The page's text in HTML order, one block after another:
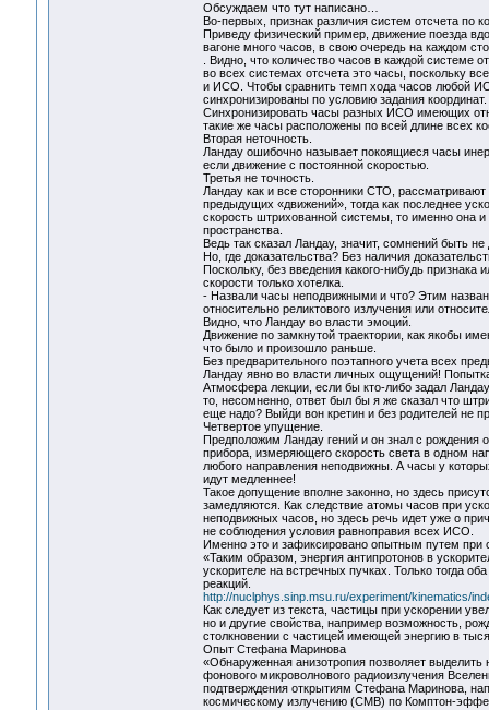
Обсуждаем что тут написано…
Во-первых, признак различия систем отсчета по
Приведу физический пример, движение поезда
вагоне много часов, в свою очередь на каждом
. Видно, что количество часов в каждой системе
во всех системах отсчета это часы, поскольку
и ИСО. Чтобы сравнить темп хода часов любой
синхронизированы по условию задания координат.
Синхронизировать часы разных ИСО имеющих
такие же часы расположены по всей длине всех
Вторая неточность.
Ландау ошибочно называет покоящиеся часы
если движение с постоянной скоростью.
Третья не точность.
Ландау как и все сторонники СТО,
предыдущих «движений», тогда как последнее
скорость штрихованной системы, то именно она
пространства.
Ведь так сказал Ландау, значит, сомнений быть
Но, где доказательства? Без наличия
Поскольку, без введения какого-нибудь
скорости только хотелка.
- Назвали часы неподвижными и что? Этим
относительно реликтового излучения или
Видно, что Ландау во власти эмоций.
Движение по замкнутой траектории, как якобы
что было и произошло раньше.
Без предварительного поэтапного учета всех
Ландау явно во власти личных ощущений!
Атмосфера лекции, если бы кто-либо задал
то, несомненно, ответ был бы я же сказал что
еще надо? Выйди вон кретин и без родителей не
Четвертое упущение.
Предположим Ландау гений и он знал с рождения
прибора, измеряющего скорость света в одном
любого направления неподвижны. А часы у
идут медленнее!
Такое допущение вполне законно, но здесь
замедляются. Как следствие атомы часов при
неподвижных часов, но здесь речь идет уже о
не соблюдения условия равноправия всех ИСО.
Именно это и зафиксировано опытным путем при
«Таким образом, энергия антипротонов в
ускорителе на встречных пучках. Только тогда
реакций.
http://nuclphys.sinp.msu.ru/experiment/kinematics/
Как следует из текста, частицы при ускорении
но и другие свойства, например возможность,
столкновении с частицей имеющей энергию в
Опыт Стефана Маринова
«Обнаруженная анизотропия позволяет
фонового микроволнового радиоизлучения
подтверждения открытиям Стефана Маринова,
космическому излучению (CMB) по Комптон-